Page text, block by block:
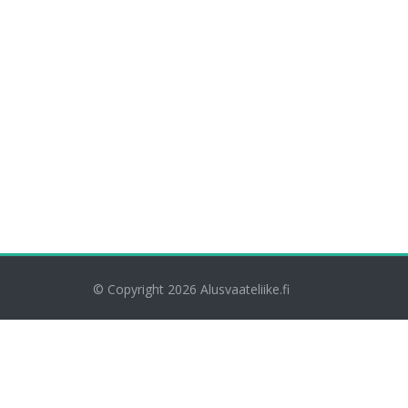
© Copyright 2026 Alusvaateliike.fi